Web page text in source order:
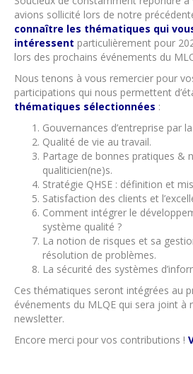
avions sollicité lors de notre
connaître les thématiques qui
intéressent particulièrement pour
lors des prochains événements du
Nous tenons à vous remercier pour
participations qui nous permettent
thématiques sélectionnées :
Gouvernances d’entreprise par
Qualité de vie au travail.
Partage de bonnes pratiques &
qualiticien(ne)s.
Stratégie QHSE : définition et
Satisfaction des clients et
Comment intégrer le
système qualité ?
La notion de risques et sa
résolution de problèmes.
La sécurité des systèmes
Ces thématiques seront intégrées au
événements du MLQE qui sera joint à
newsletter.
Encore merci pour vos contributions !